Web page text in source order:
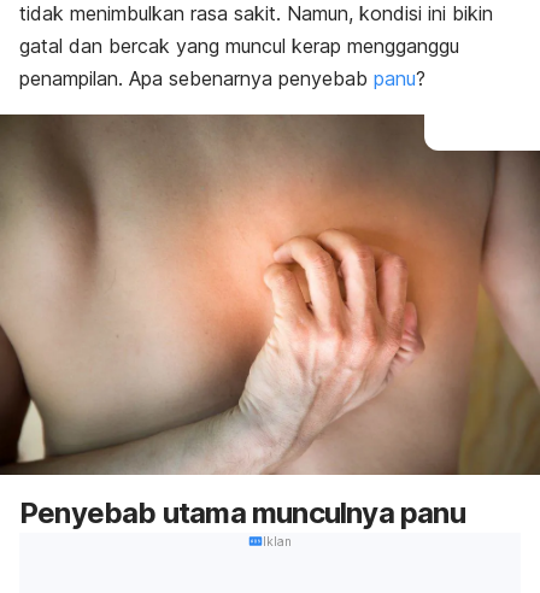
tidak menimbulkan rasa sakit. Namun, kondisi ini bikin
gatal dan bercak yang muncul kerap mengganggu
penampilan. Apa sebenarnya penyebab panu?
Penyebab utama munculnya panu
Iklan